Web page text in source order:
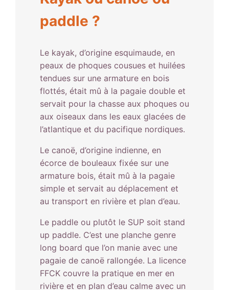
paddle ?
Le kayak, d’origine esquimaude, en
peaux de phoques cousues et huilées
tendues sur une armature en bois
flottés, était mû à la pagaie double et
servait pour la chasse aux phoques ou
aux oiseaux dans les eaux glacées de
l’atlantique et du pacifique nordiques.
Le canoë, d’origine indienne, en
écorce de bouleaux fixée sur une
armature bois, était mû à la pagaie
simple et servait au déplacement et
au transport en rivière et plan d’eau.
Le paddle ou plutôt le SUP soit stand
up paddle. C’est une planche genre
long board que l’on manie avec une
pagaie de canoë rallongée. La licence
FFCK couvre la pratique en mer en
rivière et en plan d’eau calme avec un